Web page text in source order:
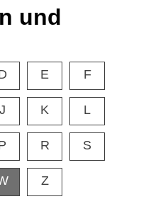
und
E F
J K L
R S
Z